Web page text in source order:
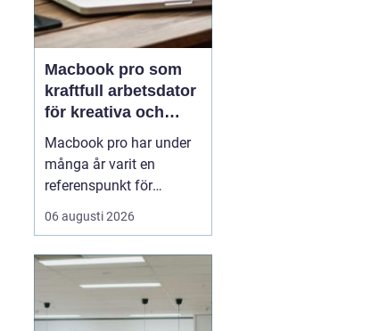
Macbook pro som
kraftfull arbetsdator
för kreativa och
professionella
användare
Macbook pro har under
många år varit en
referenspunkt för
bärbara datorer inom
kreativt och
Modellen kombinerar
hög prestanda,
genomtänkt design och
06 augusti 2026